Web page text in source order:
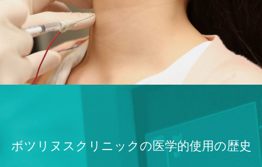
ボツリヌスクリニックの医学的使用の歴史